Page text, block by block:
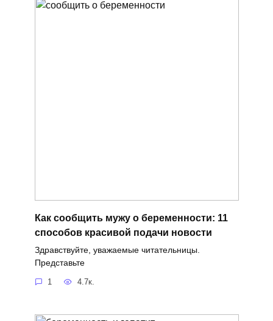
Как сообщить мужу о беременности: 11
способов красивой подачи новости
Здравствуйте, уважаемые читательницы.
Представьте
1 4.7к.